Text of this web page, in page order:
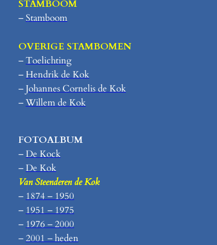
STAMBOOM
–Stamboom
OVERIGE STAMBOMEN
–Toelichting
–Hendrik de Kok
–Johannes Cornelis de Kok
–Willem de Kok
FOTOALBUM
–De Kock
–De Kok
Van Steenderen de Kok
– 1874 – 1950
– 1951 – 1975
– 1976 – 2000
–2001 – heden